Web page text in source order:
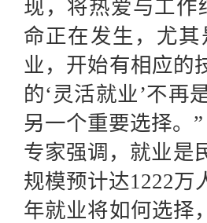
现，将热爱与工作
命正在发生，尤
业，开始有相应的
的‘灵活就业’不再
另一个重要选择。”
专家强调，就业是
规模预计达1222万
年就业将如何选择